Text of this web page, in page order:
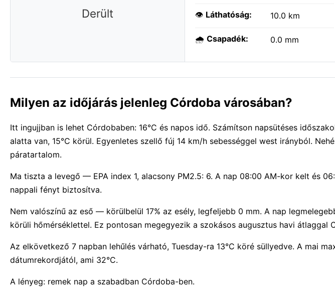
Derült 👁️ Láthatóság: 10.0 km
🌧️ Csapadék: 0.0 mm
Milyen az időjárás jelenleg Córdoba városában?
Itt ingujjban is lehet Córdobaben: 16°C és napos idő. Számítson napsütéses
alatta van, 15°C körül. Egyenletes szellő fúj 14 km/h sebességgel west irányból.
páratartalom.
Ma tiszta a levegő — EPA index 1, alacsony PM2.5: 6. A nap 08:00 AM-kor kelt és
nappali fényt biztosítva.
Nem valószínű az eső — körülbelül 17% az esély, legfeljebb 0 mm. A nap
körüli hőmérséklettel. Ez pontosan megegyezik a szokásos augusztus havi átlaggal
Az elkövetkező 7 napban lehűlés várható, Tuesday-ra 13°C köré süllyedve. A mai
dátumrekordjától, ami 32°C.
A lényeg: remek nap a szabadban Córdoba-ben.